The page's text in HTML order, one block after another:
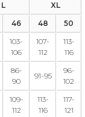
L
XL
46 48
50
103-
106
107-
112
113-
116
86-
90
91-95
96-
102
109-
112
113-
116
117-
121